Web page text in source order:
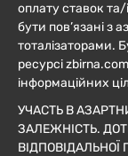
оплату ставок та/
бути пов’язані з
тоталізаторами.
ресурсі
інформаційних
УЧАСТЬ В
ЗАЛЕЖНІСТЬ.
ВІДПОВІДАЛЬНОЇ